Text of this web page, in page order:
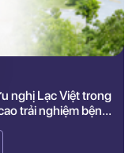
nghị Lạc Việt trong
trải nghiệm bệnh